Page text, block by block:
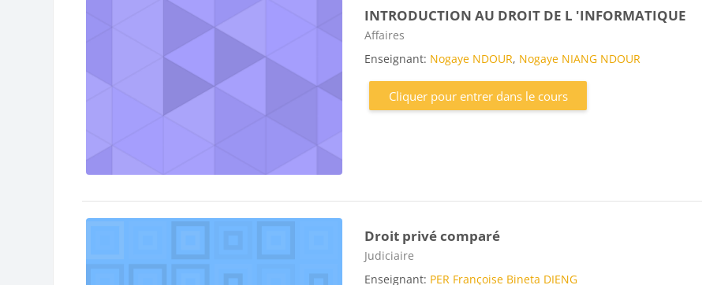
INTRODUCTION AU DROIT DE L 'INFORMATIQUE
Catégorie de cours
Affaires
Enseignant: Nogaye NDOUR, Nogaye NIANG NDOUR
Cliquer pour entrer dans le cours
Droit privé comparé
Catégorie de cours
Judiciaire
Enseignant: PER Françoise Bineta DIENG